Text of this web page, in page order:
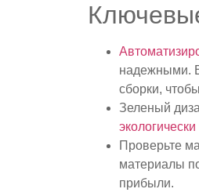
надежными.
сборки,
Зеленый
Проверьте
материалы
прибыли.